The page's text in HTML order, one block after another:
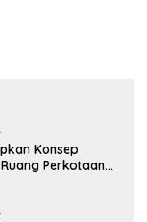
Konsep
Perkotaan